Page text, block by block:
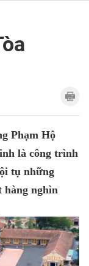
Phạm Hộ
là công trình
tụ những
hàng nghìn